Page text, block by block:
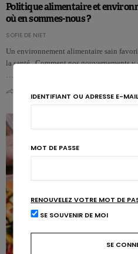
Politique alimentaire et
où en sommes-nous ?
SOFIE DE NIET
Un environnement alimentaire sain
la santé. Comment nos gouvernements
…
IDENTIFIANT OU ADRESSE E-
MOT DE PASSE
RENOUVELEZ VOTRE MOT DE
SE SOUVENIR DE MOI